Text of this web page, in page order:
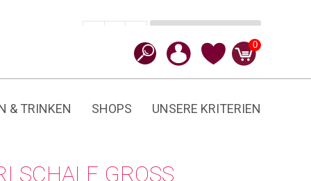
0
& TRINKEN SHOPS UNSERE KRITERIEN
SCHALE GROSS